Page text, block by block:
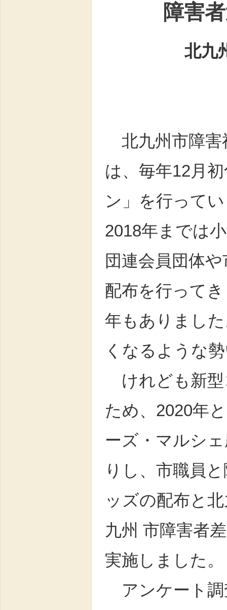
障害
北九
北九州市障害
は、毎年12月
ン」を行って
2018年までは
団連会員団体
配布を行って
年もありまし
くなるような
けれども新型
ため、2020年
ーズ・マルシ
りし、市職員
ッズの配布と
九州 市障害者
実施しまし
アンケート調